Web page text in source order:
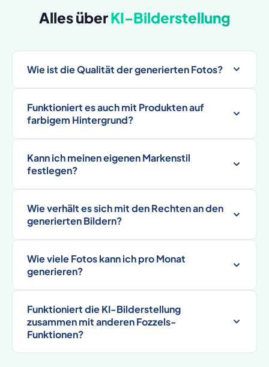
Alles überKI-Bilderstellung
Wie ist die Qualität der generierten Fotos?
Funktioniert es auch mit Produkten auf
farbigem Hintergrund?
Kann ich meinen eigenen Markenstil
festlegen?
Wie verhält es sich mit den Rechten an den
generierten Bildern?
Wie viele Fotos kann ich pro Monat
generieren?
Funktioniert die KI-Bilderstellung
zusammen mit anderen Fozzels-
Funktionen?